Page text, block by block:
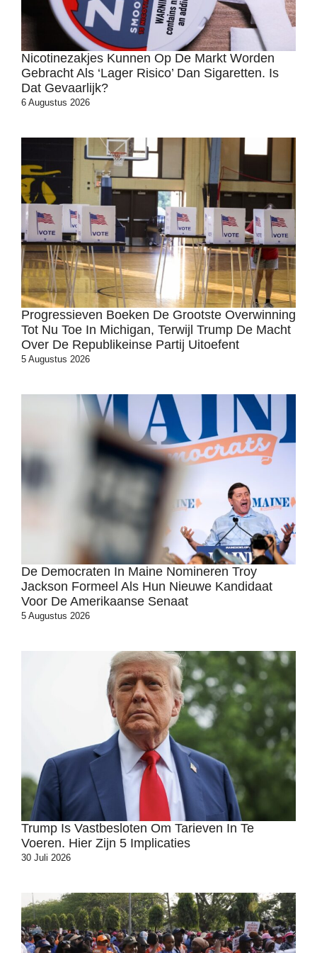
Nicotinezakjes Kunnen Op De Markt Worden
Gebracht Als ‘lager Risico’ Dan Sigaretten. Is
Dat Gevaarlijk?
6 Augustus 2026
Progressieven Boeken De Grootste Overwinning
Tot Nu Toe In Michigan, Terwijl Trump De Macht
Over De Republikeinse Partij Uitoefent
5 Augustus 2026
De Democraten In Maine Nomineren Troy
Jackson Formeel Als Hun Nieuwe Kandidaat
Voor De Amerikaanse Senaat
5 Augustus 2026
Trump Is Vastbesloten Om Tarieven In Te
Voeren. Hier Zijn 5 Implicaties
30 Juli 2026